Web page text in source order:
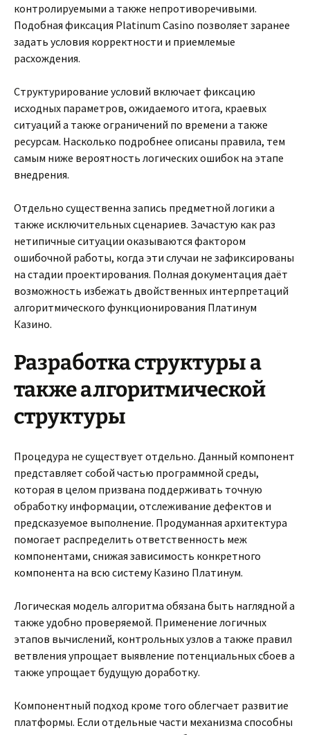
контролируемыми а также непротиворечивыми.
Подобная фиксация Platinum Casino позволяет заранее
задать условия корректности и приемлемые
расхождения.
Структурирование условий включает фиксацию
исходных параметров, ожидаемого итога, краевых
ситуаций а также ограничений по времени а также
ресурсам. Насколько подробнее описаны правила, тем
самым ниже вероятность логических ошибок на этапе
внедрения.
Отдельно существенна запись предметной логики а
также исключительных сценариев. Зачастую как раз
нетипичные ситуации оказываются фактором
ошибочной работы, когда эти случаи не зафиксированы
на стадии проектирования. Полная документация даёт
возможность избежать двойственных интерпретаций
алгоритмического функционирования Платинум
Казино.
Разработка структуры а
также алгоритмической
структуры
Процедура не существует отдельно. Данный компонент
представляет собой частью программной среды,
которая в целом призвана поддерживать точную
обработку информации, отслеживание дефектов и
предсказуемое выполнение. Продуманная архитектура
помогает распределить ответственность меж
компонентами, снижая зависимость конкретного
компонента на всю систему Казино Платинум.
Логическая модель алгоритма обязана быть наглядной а
также удобно проверяемой. Применение логичных
этапов вычислений, контрольных узлов а также правил
ветвления упрощает выявление потенциальных сбоев а
также упрощает будущую доработку.
Компонентный подход кроме того облегчает развитие
платформы. Если отдельные части механизма способны